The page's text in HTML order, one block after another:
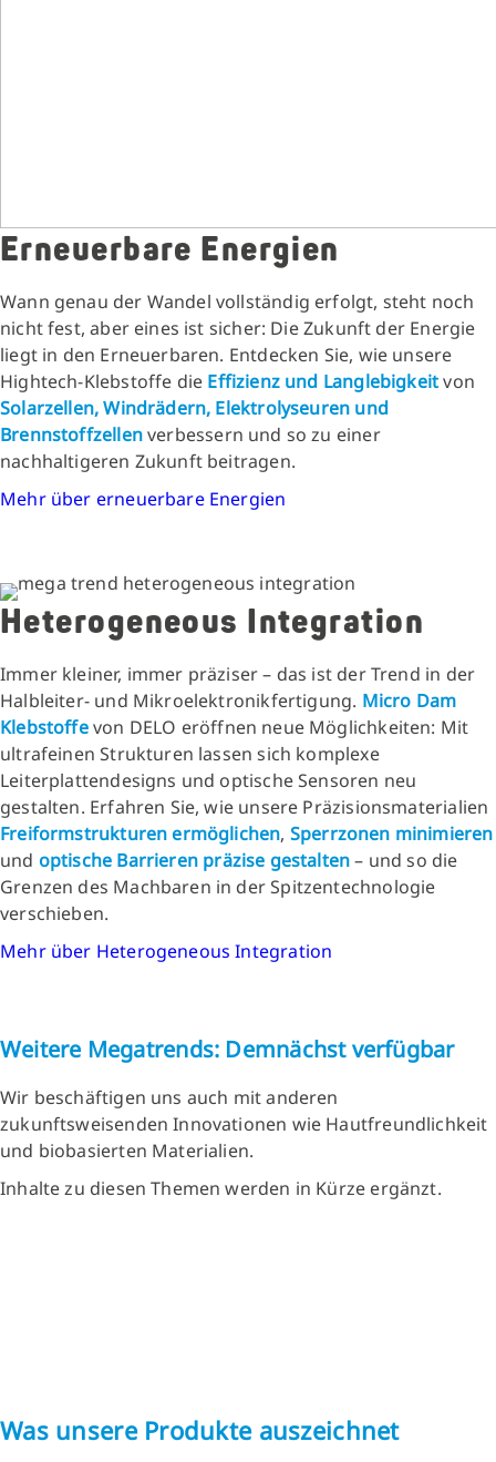
Erneuerbare Energien
Wann genau der Wandel vollständig erfolgt, steht noch
nicht fest, aber eines ist sicher: Die Zukunft der Energie
liegt in den Erneuerbaren. Entdecken Sie, wie unsere
Hightech-Klebstoffe die Effizienz und Langlebigkeitvon
Solarzellen, Windrädern, Elektrolyseuren und
Brennstoffzellenverbessern und so zu einer
nachhaltigeren Zukunft beitragen.
Mehr über erneuerbare Energien
Heterogeneous Integration
Immer kleiner, immer präziser – das ist der Trend in der
Halbleiter- und Mikroelektronikfertigung. Micro Dam
Klebstoffevon DELO eröffnen neue Möglichkeiten: Mit
ultrafeinen Strukturen lassen sich komplexe
Leiterplattendesigns und optische Sensoren neu
gestalten. Erfahren Sie, wie unsere Präzisionsmaterialien
Freiformstrukturen ermöglichen, Sperrzonen minimieren
und optische Barrieren präzise gestalten– und so die
Grenzen des Machbaren in der Spitzentechnologie
verschieben.
Mehr über Heterogeneous Integration
Weitere Megatrends: Demnächst verfügbar
Wir beschäftigen uns auch mit anderen
zukunftsweisenden Innovationen wie Hautfreundlichkeit
und biobasierten Materialien.
Inhalte zu diesen Themen werden in Kürze ergänzt.
Was unsere Produkte auszeichnet